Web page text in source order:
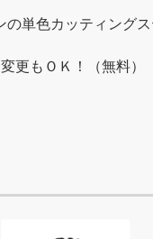
単色カッティングス
更もＯＫ！（無料）